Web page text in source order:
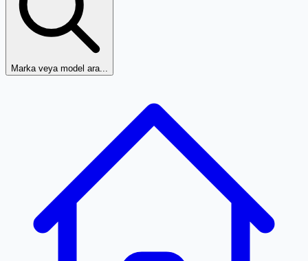
Marka veya model ara...